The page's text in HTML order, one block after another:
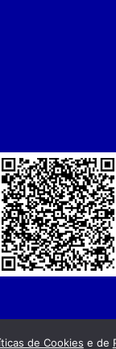
FUEL AGÊNCIA
de Cookies e de